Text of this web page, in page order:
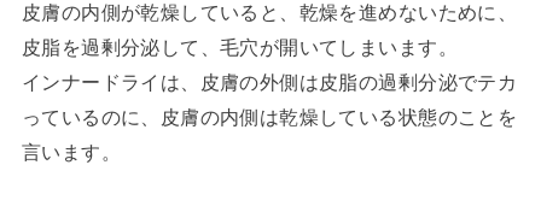
皮膚の内側が乾燥していると、乾燥を進めないために、
皮脂を過剰分泌して、毛穴が開いてしまいます。
インナードライは、皮膚の外側は皮脂の過剰分泌でテカ
っているのに、皮膚の内側は乾燥している状態のことを
言います。